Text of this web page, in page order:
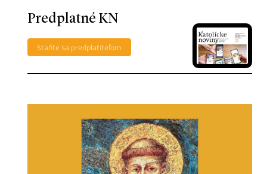
Predplatné KN
Staňte sa predplatiteľom